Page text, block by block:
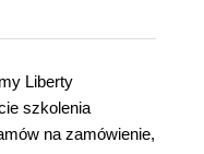
Liberty
szkolenia
na zamówienie,